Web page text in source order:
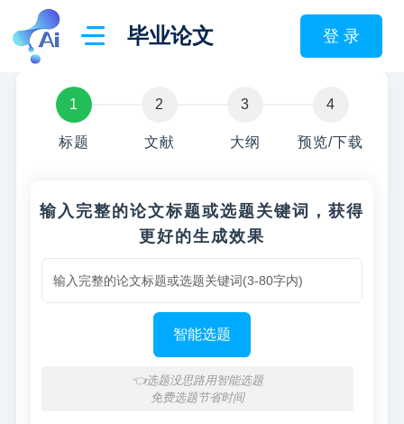
毕业论文 登 录
标题 文献 大纲 预览/下载
输入完整的论文标题或选题关键词，获得
更好的生成效果
智能选题
👈选题没思路用智能选题
免费选题节省时间